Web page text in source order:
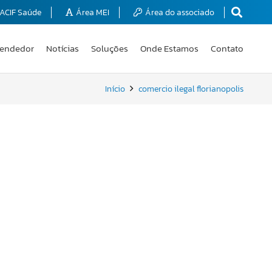
ACIF Saúde Área MEI Área do associado
Notícias Soluções Onde Estamos Contato
Início comercio ilegal florianopolis